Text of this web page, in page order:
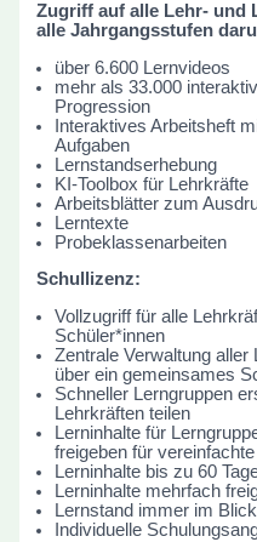
Zugriff auf alle Lehr- und
alle Jahrgangsstufen
über 6.600 Lernvideos
mehr als 33.000
Progression
Interaktives Arbeitsheft
Aufgaben
Lernstandserhebung
KI-Toolbox für Lehrkräfte
Arbeitsblätter zum
Lerntexte
Probeklassenarbeiten
Schullizenz:
Vollzugriff für alle
Schüler*innen
Zentrale Verwaltung
über ein gemeinsames
Schneller Lerngruppen
Lehrkräften teilen
Lerninhalte für
freigeben für
Lerninhalte bis zu 60
Lerninhalte mehrfach
Lernstand immer im
Individuelle